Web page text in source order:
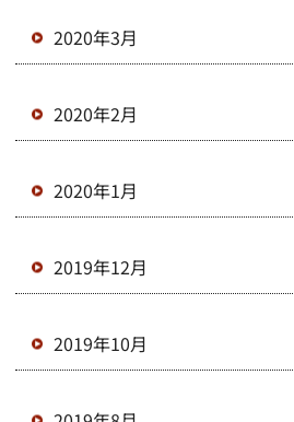
2020年3月
2020年2月
2020年1月
2019年12月
2019年10月